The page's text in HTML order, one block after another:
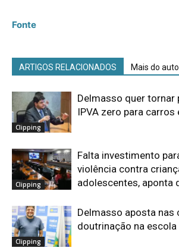
Fonte
ARTIGOS RELACIONADOS Mais do
Clipping
Delmasso quer tornar
IPVA zero para carros
Clipping
Falta investimento
violência contra
adolescentes, aponta
Clipping
Delmasso aposta nas
doutrinação na escola